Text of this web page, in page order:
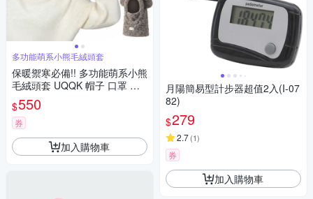
多功能萌系小熊毛絨頭套
保暖禦寒必備!! 多功能萌系小熊
毛絨頭套 UQQK 帽子 口罩 耳
罩 面罩 頭帶 脖圍 防風防寒 慢
跑 騎自行車 登山 滑雪 戶外 居
家 柔軟親膚百搭 秋冬保暖頭套
$550
券
加入購物車
月陽簡易型計步器超值2入(I-07
82)
$279
2.7(1)
券
加入購物車